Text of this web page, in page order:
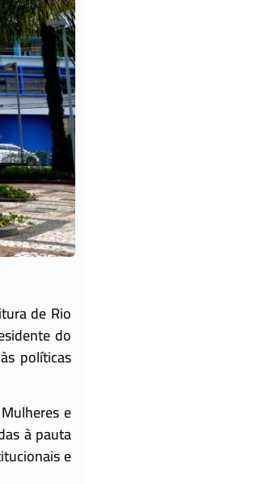
de Rio
do
políticas
e
à pauta
e